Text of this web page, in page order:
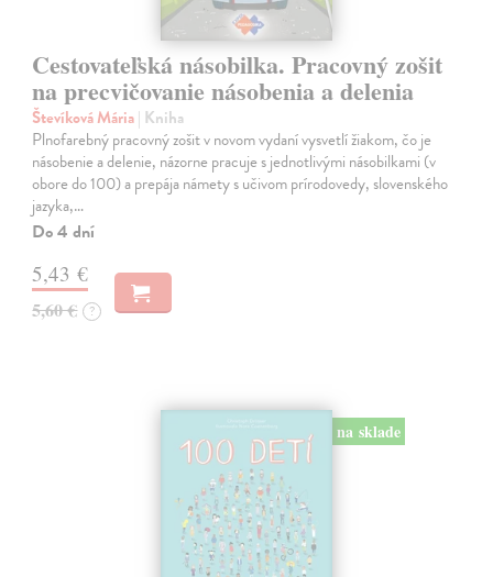
Cestovateľská násobilka. Pracovný zošit
na precvičovanie násobenia a delenia
Števíková Mária| Kniha
Plnofarebný pracovný zošit v novom vydaní vysvetlí žiakom, čo je
násobenie a delenie, názorne pracuje s jednotlivými násobilkami (v
obore do 100) a prepája námety s učivom prírodovedy, slovenského
jazyka,…
Do 4 dní
5,43 €
5,60 € ?
na sklade